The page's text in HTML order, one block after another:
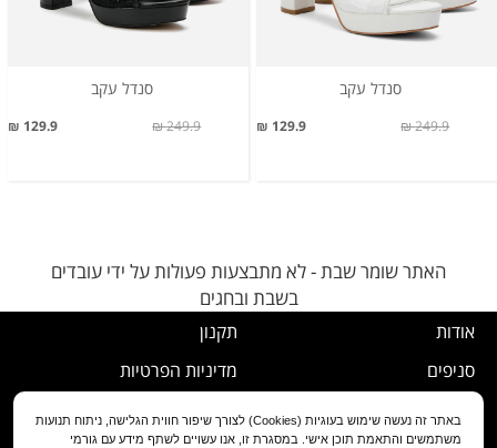
סנדל עקב
129.9 ₪ 249.9 ₪
סנדל עקב
129.9 ₪ 249.9 ₪
האתר שומר שבת - לא מתבצעות פעולות על ידי עובדים
בשבת ובחגים
אודות
סניפים
תקנון
מדיניות הפרטיות
נוהל ביטול עסקה
באתר זה נעשה שימוש בעוגיות (Cookies) לצורך שיפור חווית הגלישה, ניתוח תנועות
משתמשים והתאמת תוכן אישי. במסגרת זו, אנו עשויים לשתף מידע עם גורמי